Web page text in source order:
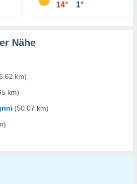
14° 1°
Nähe
km)
km)
(50.07 km)